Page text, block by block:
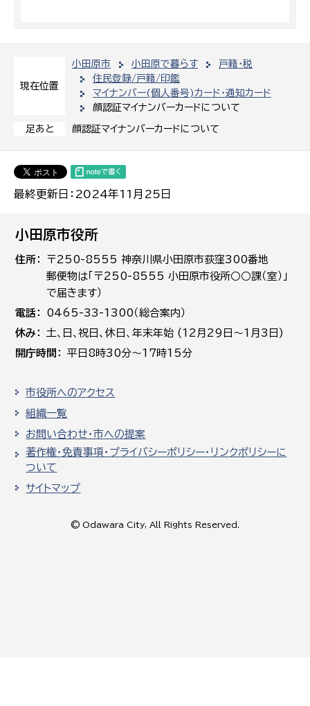
現在位置
小田原市 小田原で暮らす
戸籍・税
住民登録/戸籍/印鑑
マイナンバー(個人番号)カード・通知カード
顔認証マイナンバーカードについて
足あと 顔認証マイナンバーカードについて
最終更新日：2024年11月25日
小田原市役所
住所
〒250-8555 神奈川県小田原市荻窪300番地
郵便物は「〒250-8555 小田原市役所○○課（室）」
で届きます）
電話
0465-33-1300（総合案内）
休み
土､日､祝日、休日、年末年始 (12月29日～1月3日)
開庁時間
平日8時30分～17時15分
市役所へのアクセス
組織一覧
お問い合わせ・市への提案
著作権・免責事項・プライバシーポリシー・リンクポリシーに
ついて
サイトマップ
© Odawara City, All Rights Reserved.